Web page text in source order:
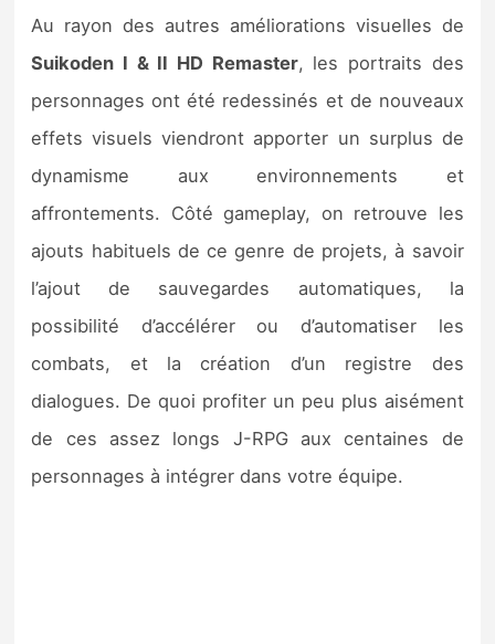
Au rayon des autres améliorations visuelles de
Suikoden I & II HD Remaster, les portraits des
personnages ont été redessinés et de nouveaux
effets visuels viendront apporter un surplus de
dynamisme aux environnements et
affrontements. Côté gameplay, on retrouve les
ajouts habituels de ce genre de projets, à savoir
l’ajout de sauvegardes automatiques, la
possibilité d’accélérer ou d’automatiser les
combats, et la création d’un registre des
dialogues. De quoi profiter un peu plus aisément
de ces assez longs J-RPG aux centaines de
personnages à intégrer dans votre équipe.